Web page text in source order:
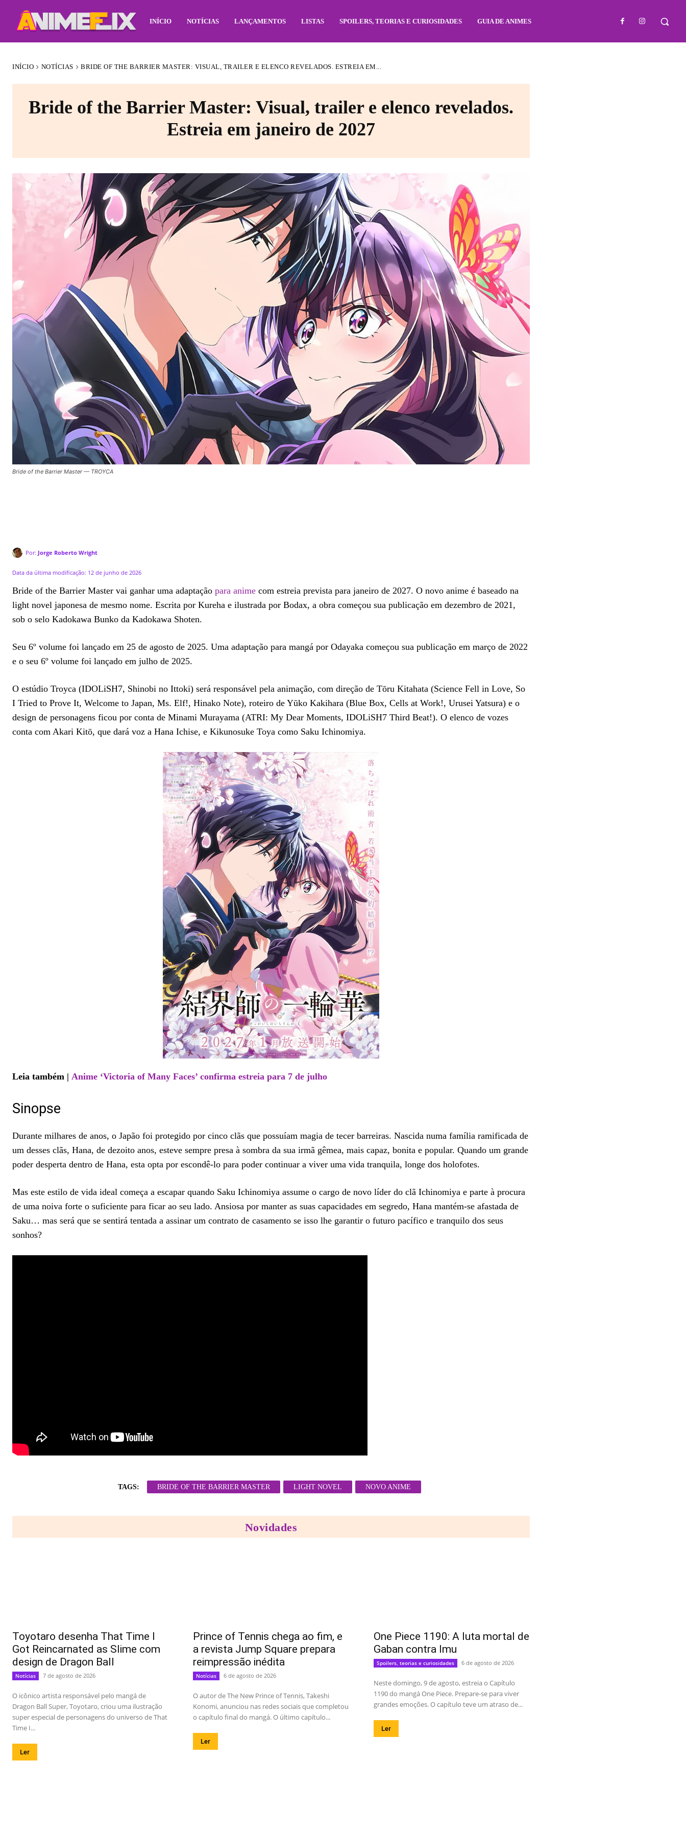
INÍCIO NOTÍCIAS LANÇAMENTOS LISTAS SPOILERS, TEORIAS E CURIOSIDADES GUIA DE ANIMES
INÍCIO NOTÍCIAS BRIDE OF THE BARRIER MASTER: VISUAL, TRAILER E ELENCO REVELADOS. ESTREIA EM...
Bride of the Barrier Master: Visual, trailer e elenco revelados.
Estreia em janeiro de 2027
Bride of the Barrier Master — TROYCA
Por: Jorge Roberto Wright
Data da última modificação: 12 de junho de 2026
Bride of the Barrier Master vai ganhar uma adaptação para anime com estreia prevista para janeiro de 2027. O novo anime é baseado na
light novel japonesa de mesmo nome. Escrita por Kureha e ilustrada por Bodax, a obra começou sua publicação em dezembro de 2021,
sob o selo Kadokawa Bunko da Kadokawa Shoten.
Seu 6º volume foi lançado em 25 de agosto de 2025. Uma adaptação para mangá por Odayaka começou sua publicação em março de 2022
e o seu 6º volume foi lançado em julho de 2025.
O estúdio Troyca (IDOLiSH7, Shinobi no Ittoki) será responsável pela animação, com direção de Tōru Kitahata (Science Fell in Love, So
I Tried to Prove It, Welcome to Japan, Ms. Elf!, Hinako Note), roteiro de Yūko Kakihara (Blue Box, Cells at Work!, Urusei Yatsura) e o
design de personagens ficou por conta de Minami Murayama (ATRI: My Dear Moments, IDOLiSH7 Third Beat!). O elenco de vozes
conta com Akari Kitō, que dará voz a Hana Ichise, e Kikunosuke Toya como Saku Ichinomiya.
Leia também | Anime ‘Victoria of Many Faces’ confirma estreia para 7 de julho
Sinopse
Durante milhares de anos, o Japão foi protegido por cinco clãs que possuíam magia de tecer barreiras. Nascida numa família ramificada de
um desses clãs, Hana, de dezoito anos, esteve sempre presa à sombra da sua irmã gêmea, mais capaz, bonita e popular. Quando um grande
poder desperta dentro de Hana, esta opta por escondê-lo para poder continuar a viver uma vida tranquila, longe dos holofotes.
Mas este estilo de vida ideal começa a escapar quando Saku Ichinomiya assume o cargo de novo líder do clã Ichinomiya e parte à procura
de uma noiva forte o suficiente para ficar ao seu lado. Ansiosa por manter as suas capacidades em segredo, Hana mantém-se afastada de
Saku… mas será que se sentirá tentada a assinar um contrato de casamento se isso lhe garantir o futuro pacífico e tranquilo dos seus
sonhos?
TAGS: BRIDE OF THE BARRIER MASTER LIGHT NOVEL NOVO ANIME
Novidades
Toyotaro desenha That Time I
Got Reincarnated as Slime com
design de Dragon Ball
Notícias 7 de agosto de 2026
O icônico artista responsável pelo mangá de
Dragon Ball Super, Toyotaro, criou uma ilustração
super especial de personagens do universo de That
Time I...
Ler
Prince of Tennis chega ao fim, e
a revista Jump Square prepara
reimpressão inédita
Notícias 6 de agosto de 2026
O autor de The New Prince of Tennis, Takeshi
Konomi, anunciou nas redes sociais que completou
o capítulo final do mangá. O último capítulo...
Ler
One Piece 1190: A luta mortal de
Gaban contra Imu
Spoilers, teorias e curiosidades 6 de agosto de 2026
Neste domingo, 9 de agosto, estreia o Capítulo
1190 do mangá One Piece. Prepare-se para viver
grandes emoções. O capítulo teve um atraso de...
Ler